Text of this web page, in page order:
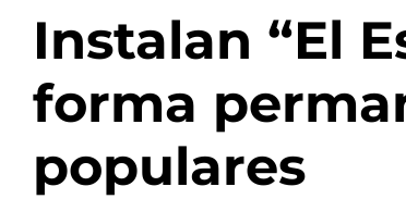
Instalan “El
forma
populares